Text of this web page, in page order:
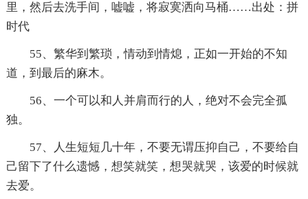
里，然后去洗手间，嘘嘘，将寂寞洒向马桶……出处：拼
时代
55、繁华到繁琐，情动到情熄，正如一开始的不知
道，到最后的麻木。
56、一个可以和人并肩而行的人，绝对不会完全孤
独。
57、人生短短几十年，不要无谓压抑自己，不要给自
己留下了什么遗憾，想笑就笑，想哭就哭，该爱的时候就
去爱。